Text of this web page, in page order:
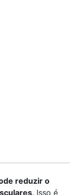
reduzir o
. Isso é